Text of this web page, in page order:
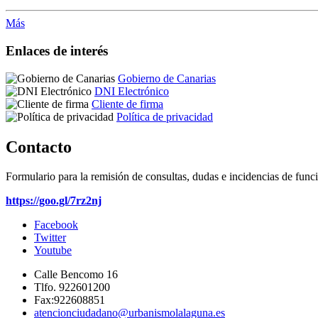
Más
Enlaces de interés
Gobierno de Canarias
DNI Electrónico
Cliente de firma
Política de privacidad
Contacto
Formulario para la remisión de consultas, dudas e incidencias de
https://goo.gl/7rz2nj
Facebook
Twitter
Youtube
Calle Bencomo 16
Tlfo. 922601200
Fax:922608851
atencionciudadano@urbanismolalaguna.es